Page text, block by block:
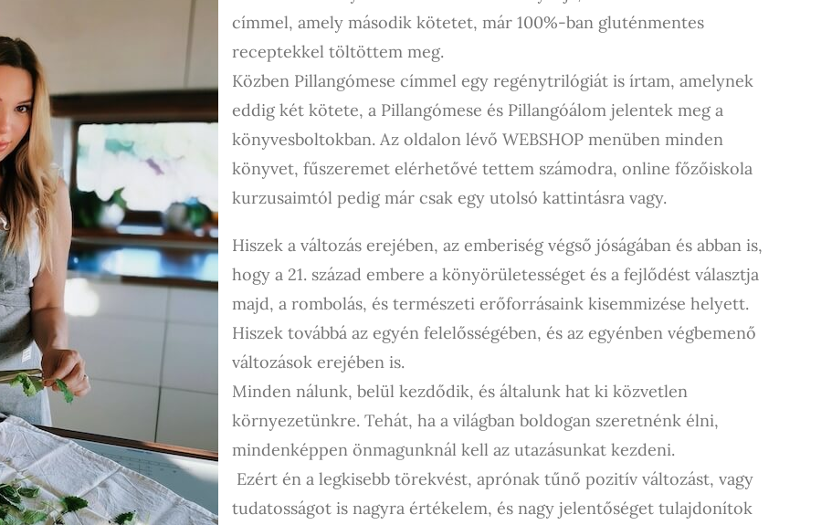
címmel, amely második kötetet, már 100%-ban gluténmentes
receptekkel töltöttem meg.
Közben Pillangómese címmel egy regénytrilógiát is írtam, amelynek
eddig két kötete, a Pillangómese és Pillangóálom jelentek meg a
könyvesboltokban. Az oldalon lévő WEBSHOP menüben minden
könyvet, fűszeremet elérhetővé tettem számodra, online főzőiskola
kurzusaimtól pedig már csak egy utolsó kattintásra vagy.
Hiszek a változás erejében, az emberiség végső jóságában és abban is,
hogy a 21. század embere a könyörületességet és a fejlődést választja
majd, a rombolás, és természeti erőforrásaink kisemmizése helyett.
Hiszek továbbá az egyén felelősségében, és az egyénben végbemenő
változások erejében is.
Minden nálunk, belül kezdődik, és általunk hat ki közvetlen
környezetünkre. Tehát, ha a világban boldogan szeretnénk élni,
mindenképpen önmagunknál kell az utazásunkat kezdeni.
Ezért én a legkisebb törekvést, aprónak tűnő pozitív változást, vagy
tudatosságot is nagyra értékelem, és nagy jelentőséget tulajdonítok